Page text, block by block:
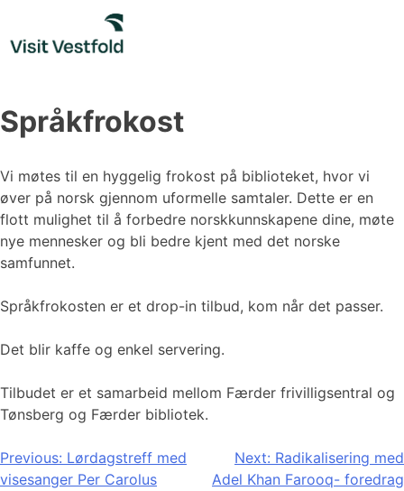
content
Språkfrokost
Vi møtes til en hyggelig frokost på biblioteket, hvor vi
øver på norsk gjennom uformelle samtaler. Dette er en
flott mulighet til å forbedre norskkunnskapene dine, møte
nye mennesker og bli bedre kjent med det norske
samfunnet.
Språkfrokosten er et drop-in tilbud, kom når det passer.
Det blir kaffe og enkel servering.
Tilbudet er et samarbeid mellom Færder frivilligsentral og
Tønsberg og Færder bibliotek.
Innleggsnavigasjon
Previous: Lørdagstreff med
visesanger Per Carolus
Next: Radikalisering med
Adel Khan Farooq- foredrag